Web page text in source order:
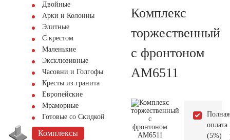
Двойные
Арки и Колонны
Элитные
С крестом
Маленькие
Эксклюзивные
Часовни и Голгофы
Кресты из гранита
Европейские
Мраморные
Готовые со Скидкой
Комплексы
Комплекс
торжественный
с фронтоном
AM6511
Полная
оплата
(5%)